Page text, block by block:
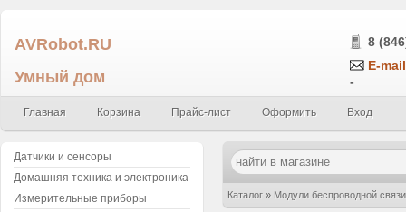
AVRobot.RU
Умный дом
8
E-
-
Главная Корзина Прайс-лист Оформить Вход
Каталог » Модули беспроводной
Датчики и сенсоры
Домашняя техника и электроника
Измерительные приборы